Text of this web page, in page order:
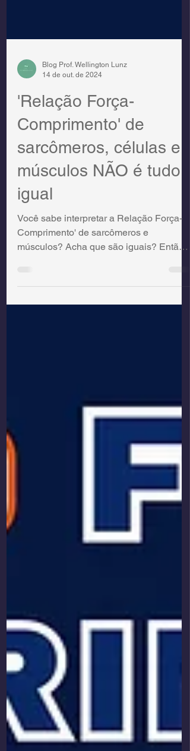
Blog Prof. Wellington Lunz
14 de out. de 2024
'Relação Força-
Comprimento' de
sarcômeros, células e
músculos NÃO é tudo
igual
Você sabe interpretar a Relação Força-